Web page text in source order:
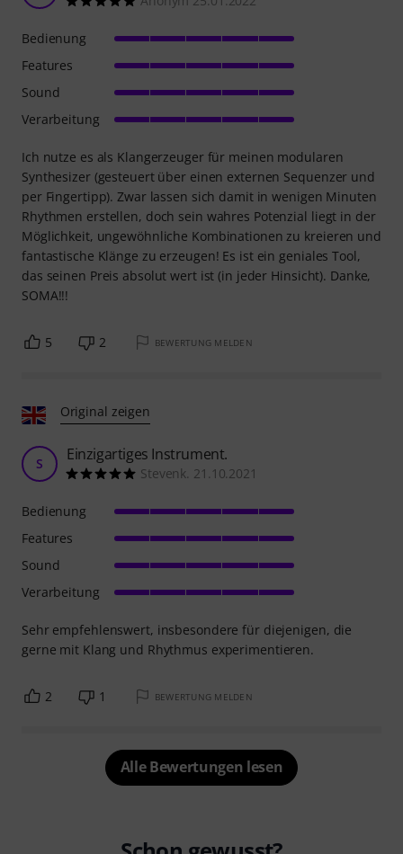
Ich nutze es als Klangerzeuger für meinen modularen
Synthesizer (gesteuert über einen externen Sequenzer und
per Fingertipp). Zwar lassen sich damit in wenigen Minuten
Rhythmen erstellen, doch sein wahres Potenzial liegt in der
Möglichkeit, ungewöhnliche Kombinationen zu kreieren und
fantastische Klänge zu erzeugen! Es ist ein geniales Tool,
das seinen Preis absolut wert ist (in jeder Hinsicht). Danke,
SOMA!!!
Bedienung
Features
Sound
Verarbeitung
5 2 BEWERTUNG MELDEN
Original zeigen
S Einzigartiges Instrument.
Stevenk. 21.10.2021
Sehr empfehlenswert, insbesondere für diejenigen, die
gerne mit Klang und Rhythmus experimentieren.
Bedienung
Features
Sound
Verarbeitung
2 1 BEWERTUNG MELDEN
Alle Bewertungen lesen